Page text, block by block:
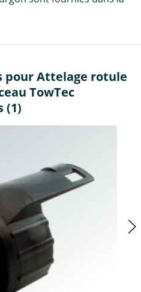
pour Attelage rotule
TowTec
(1)